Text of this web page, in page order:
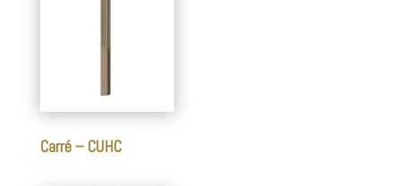
Carré – CUHC